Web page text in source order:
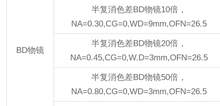
BD物镜
半复消色差BD物镜10倍，
NA=0.30,CG=0,WD=9mm,OFN=26.5
半复消色差BD物镜20倍，
NA=0.45,CG=0,W.D=3mm,OFN=26.5
半复消色差BD物镜50倍，
NA=0.80,CG=0,WD=3mm,OFN=26.5